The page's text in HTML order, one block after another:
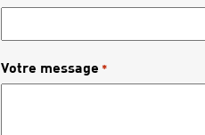
Votre message *